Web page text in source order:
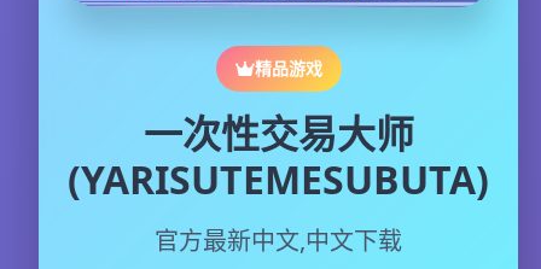
精品游戏
一次性交易大师
(YARISUTEMESUBUTA)
官方最新中文,中文下载